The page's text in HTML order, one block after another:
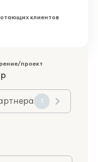
клиентов
проект
1